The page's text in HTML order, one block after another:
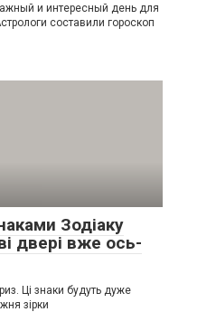
и интересный день для
составили гороскоп
Зодіаку
двері вже ось-
Ці знаки будуть дуже
зірки